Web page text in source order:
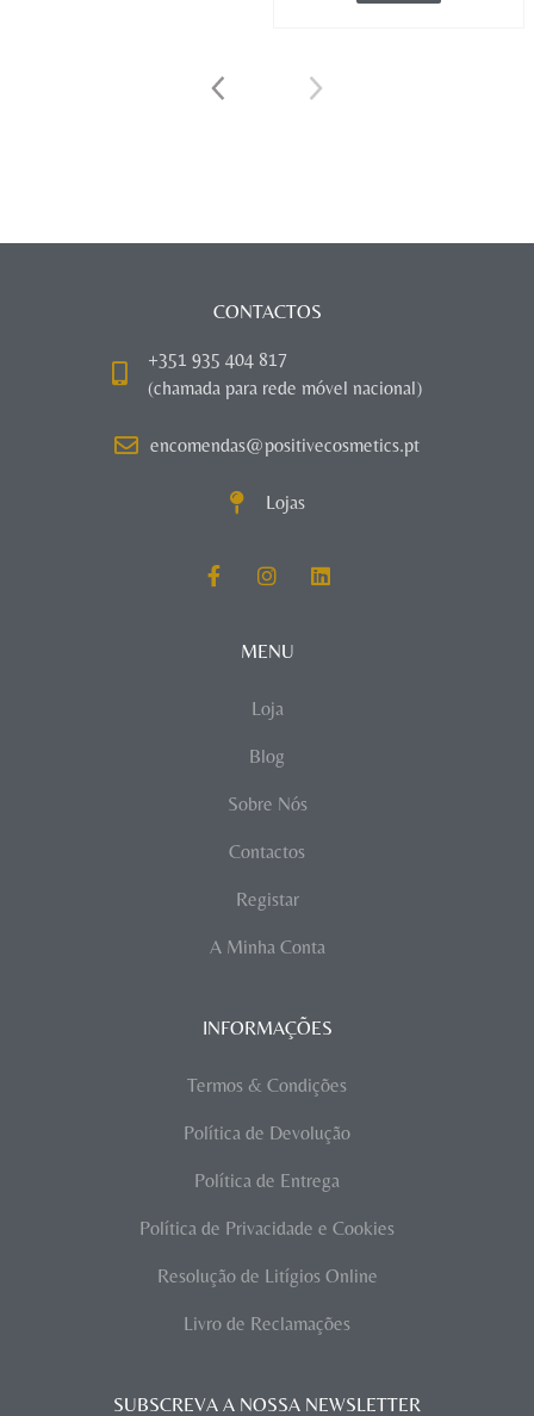
CONTACTOS
+351 935 404 817
(chamada para rede móvel nacional)
encomendas@positivecosmetics.pt
Lojas
MENU
Loja
Blog
Sobre Nós
Contactos
Registar
A Minha Conta
INFORMAÇÕES
Termos & Condições
Política de Devolução
Política de Entrega
Política de Privacidade e Cookies
Resolução de Litígios Online
Livro de Reclamações
SUBSCREVA A NOSSA NEWSLETTER